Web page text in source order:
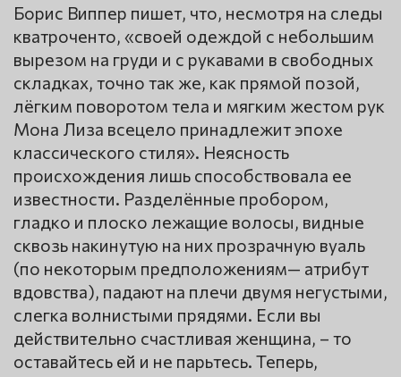
Борис Виппер пишет, что, несмотря на следы
кватроченто, «своей одеждой с небольшим
вырезом на груди и с рукавами в свободных
складках, точно так же, как прямой позой,
лёгким поворотом тела и мягким жестом рук
Мона Лиза всецело принадлежит эпохе
классического стиля». Неясность
происхождения лишь способствовала ее
известности. Разделённые пробором,
гладко и плоско лежащие волосы, видные
сквозь накинутую на них прозрачную вуаль
(по некоторым предположениям— атрибут
вдовства), падают на плечи двумя негустыми,
слегка волнистыми прядями. Если вы
действительно счастливая женщина, – то
оставайтесь ей и не парьтесь. Теперь,